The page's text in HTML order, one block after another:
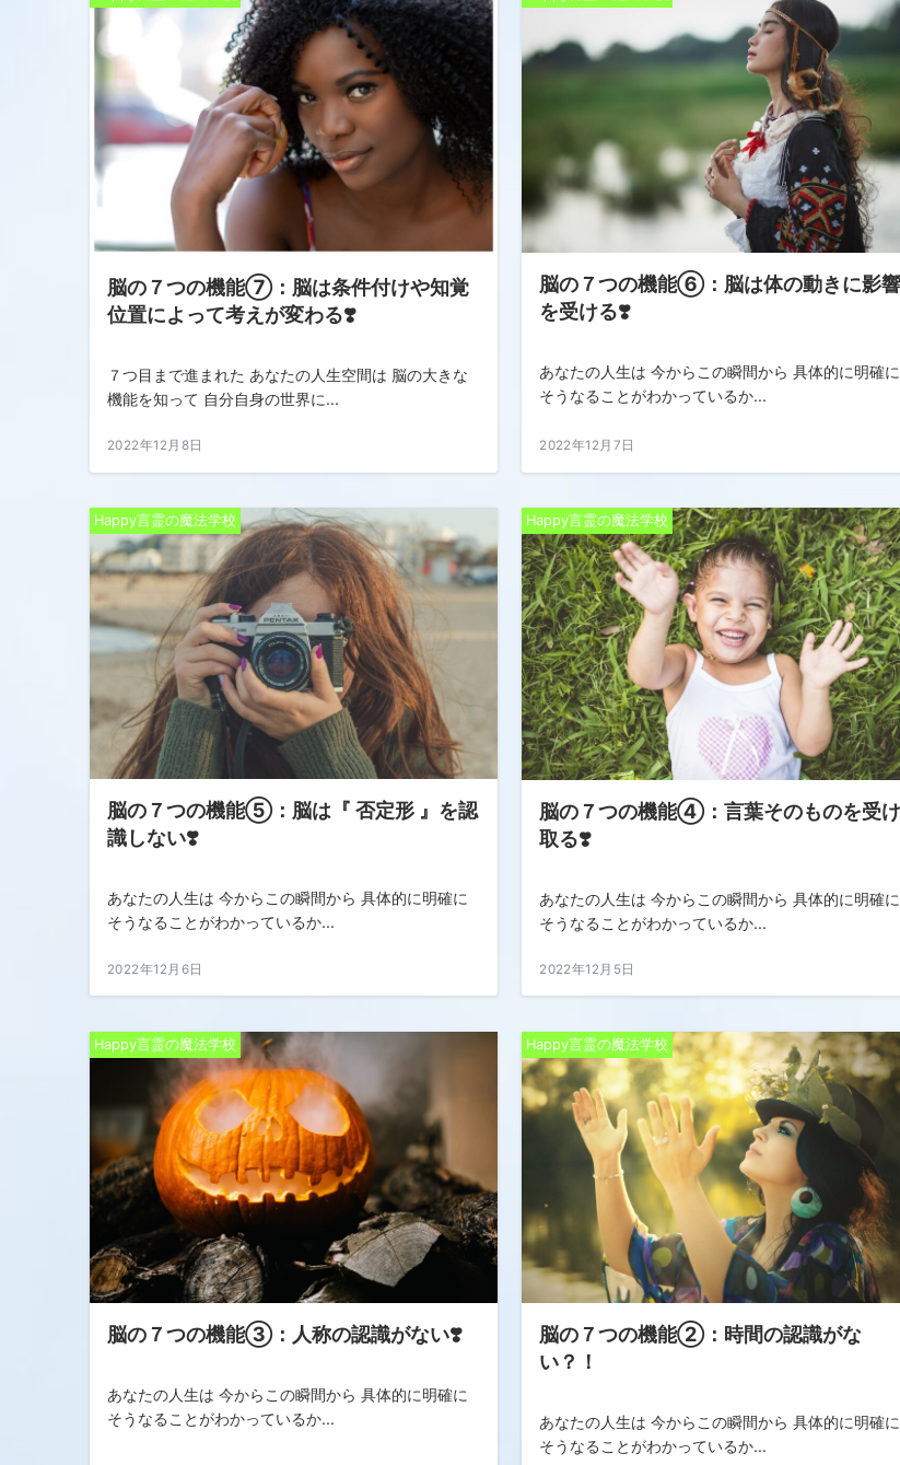
脳の７つの機能⑦：脳は条件付けや知覚
位置によって考えが変わる❣️
７つ目まで進まれた あなたの人生空間は 脳の大きな
機能を知って 自分自身の世界に...
2022年12月8日
脳の７つの機能⑥：脳は体の動きに影響
を受ける❣️
あなたの人生は 今からこの瞬間から 具体的に明確に
そうなることがわかっているか...
2022年12月7日
Happy言霊の魔法学校
脳の７つの機能⑤：脳は『 否定形 』を認
識しない❣️
あなたの人生は 今からこの瞬間から 具体的に明確に
そうなることがわかっているか...
2022年12月6日
Happy言霊の魔法学校
脳の７つの機能④：言葉そのものを受け
取る❣️
あなたの人生は 今からこの瞬間から 具体的に明確に
そうなることがわかっているか...
2022年12月5日
Happy言霊の魔法学校
脳の７つの機能③：人称の認識がない❣️
あなたの人生は 今からこの瞬間から 具体的に明確に
そうなることがわかっているか...
Happy言霊の魔法学校
脳の７つの機能②：時間の認識がな
い？！
あなたの人生は 今からこの瞬間から 具体的に明確に
そうなることがわかっているか...